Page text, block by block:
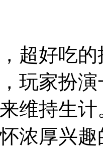
，超好吃
玩家扮
维持生
浓厚兴